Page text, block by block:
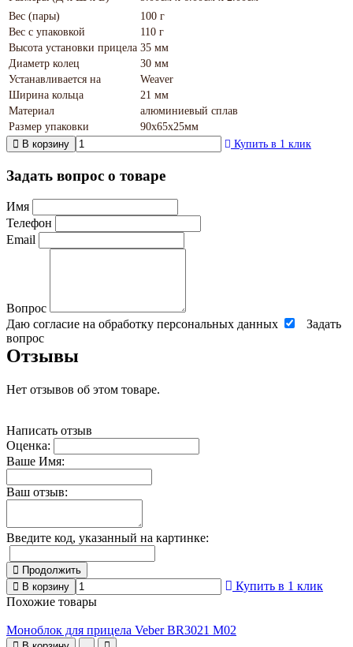
Вес (пары)
100 г
Вес с упаковкой
110 г
Высота установки прицела 35 мм
Диаметр колец
30 мм
Устанавливается на
Weaver
Ширина кольца
21 мм
Материал
алюминиевый сплав
Размер упаковки
90х65х25мм
В корзину
Купить в 1 клик
Задать вопрос о товаре
Имя
Телефон
Email
Вопрос
Даю согласие на обработку персональных данных
Задать
вопрос
Отзывы
Нет отзывов об этом товаре.
Написать отзыв
Оценка:
Ваше Имя:
Ваш отзыв:
Введите код, указанный на картинке:
Продолжить
В корзину
Купить в 1 клик
Похожие товары
Моноблок для прицела Veber BR3021 M02